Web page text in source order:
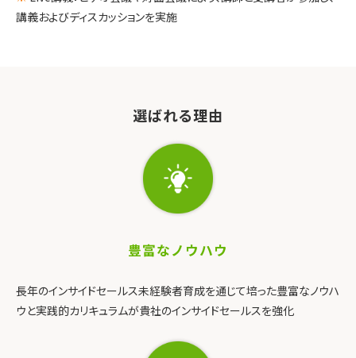
講義およびディスカッションを実施
選ばれる理由
豊富なノウハウ
長年のインサイドセールス未経験者育成を通じて培った豊富なノウハ
ウと実践的カリキュラムが貴社のインサイドセールスを強化